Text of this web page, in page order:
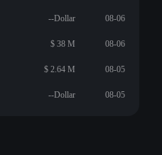
--Dollar 08-06
$ 38 M 08-06
$ 2.64 M 08-05
--Dollar 08-05